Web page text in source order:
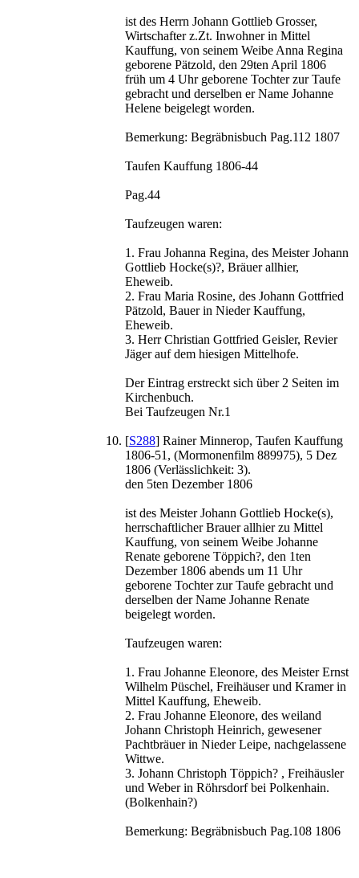
ist des Herrn Johann Gottlieb Grosser,
Wirtschafter z.Zt. Inwohner in Mittel
Kauffung, von seinem Weibe Anna Regina
geborene Pätzold, den 29ten April 1806
früh um 4 Uhr geborene Tochter zur Taufe
gebracht und derselben er Name Johanne
Helene beigelegt worden.
Bemerkung: Begräbnisbuch Pag.112 1807
Taufen Kauffung 1806-44
Pag.44
Taufzeugen waren:
1. Frau Johanna Regina, des Meister Johann
Gottlieb Hocke(s)?, Bräuer allhier,
Eheweib.
2. Frau Maria Rosine, des Johann Gottfried
Pätzold, Bauer in Nieder Kauffung,
Eheweib.
3. Herr Christian Gottfried Geisler, Revier
Jäger auf dem hiesigen Mittelhofe.
Der Eintrag erstreckt sich über 2 Seiten im
Kirchenbuch.
Bei Taufzeugen Nr.1
[S288] Rainer Minnerop, Taufen Kauffung
1806-51, (Mormonenfilm 889975), 5 Dez
1806 (Verlässlichkeit: 3).
den 5ten Dezember 1806
ist des Meister Johann Gottlieb Hocke(s),
herrschaftlicher Brauer allhier zu Mittel
Kauffung, von seinem Weibe Johanne
Renate geborene Töppich?, den 1ten
Dezember 1806 abends um 11 Uhr
geborene Tochter zur Taufe gebracht und
derselben der Name Johanne Renate
beigelegt worden.
Taufzeugen waren:
1. Frau Johanne Eleonore, des Meister Ernst
Wilhelm Püschel, Freihäuser und Kramer in
Mittel Kauffung, Eheweib.
2. Frau Johanne Eleonore, des weiland
Johann Christoph Heinrich, gewesener
Pachtbräuer in Nieder Leipe, nachgelassene
Wittwe.
3. Johann Christoph Töppich? , Freihäusler
und Weber in Röhrsdorf bei Polkenhain.
(Bolkenhain?)
Bemerkung: Begräbnisbuch Pag.108 1806